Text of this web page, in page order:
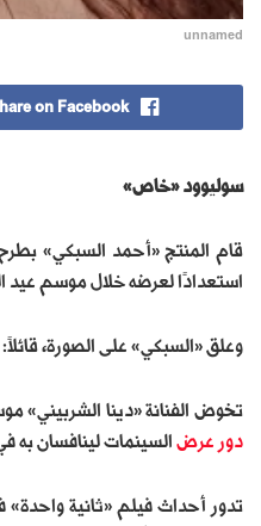
unnamed
on Facebook
سوليوود «خاص»
قام المنتج «أحمد السبكي»
استعدادًا لعرضه خلال موسم عيد
وعلق «السبكي» على الصورة، قائلاً:
تخوض الفنانة «دينا الشربيني»
دور عرض السينمات لينافسان به
تدور أحداث فيلم «ثانية